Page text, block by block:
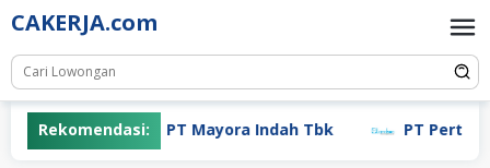
Skip
to
content
CAKERJA.com
Rekomendasi:PT Mayora Indah Tbk PT Pertiwi